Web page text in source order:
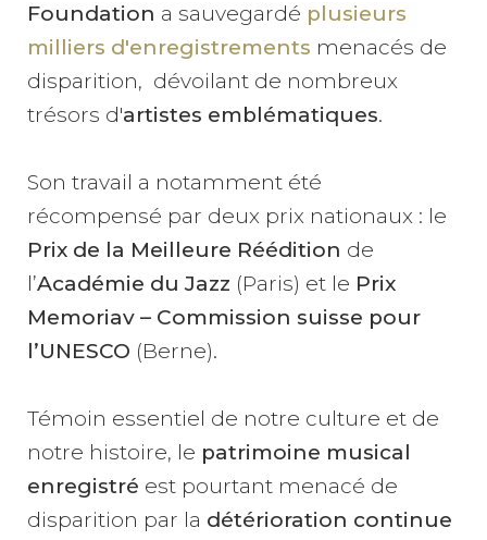
Foundation a sauvegardé plusieurs
milliers d'enregistrements menacés de
disparition, dévoilant de nombreux
trésors d'artistes emblématiques.
Son travail a notamment été
récompensé par deux prix nationaux : le
Prix de la Meilleure Réédition de
l’Académie du Jazz (Paris) et le Prix
Memoriav – Commission suisse pour
l’UNESCO (Berne).
Témoin essentiel de notre culture et de
notre histoire, le patrimoine musical
enregistré est pourtant menacé de
disparition par la détérioration continue